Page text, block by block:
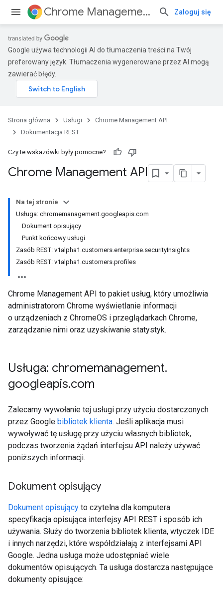
Chrome Management API Zaloguj się
Google używa technologii AI do tłumaczenia treści na Twój
preferowany język. Tłumaczenia wygenerowane przez AI mogą
zawierać błędy.
Strona główna Usługi
Chrome Management API
Dokumentacja REST
Czy te wskazówki były pomocne?
Chrome Management API
Na tej stronie
Usługa: chromemanagement.googleapis.com
Dokument opisujący
Punkt końcowy usługi
Zasób REST: v1alpha1.customers.enterprise.securityInsights
Zasób REST: v1alpha1.customers.profiles
Chrome Management API to pakiet usług, który umożliwia
administratorom Chrome wyświetlanie informacji
o urządzeniach z ChromeOS i przeglądarkach Chrome,
zarządzanie nimi oraz uzyskiwanie statystyk.
Usługa: chromemanagement.
googleapis.com
Zalecamy wywołanie tej usługi przy użyciu dostarczonych
przez Google bibliotek klienta. Jeśli aplikacja musi
wywoływać tę usługę przy użyciu własnych bibliotek,
podczas tworzenia żądań interfejsu API należy używać
poniższych informacji.
Dokument opisujący
Dokument opisujący to czytelna dla komputera
specyfikacja opisująca interfejsy API REST i sposób ich
używania. Służy do tworzenia bibliotek klienta, wtyczek IDE
i innych narzędzi, które współdziałają z interfejsami API
Google. Jedna usługa może udostępniać wiele
dokumentów opisujących. Ta usługa dostarcza następujące
dokumenty opisujące: